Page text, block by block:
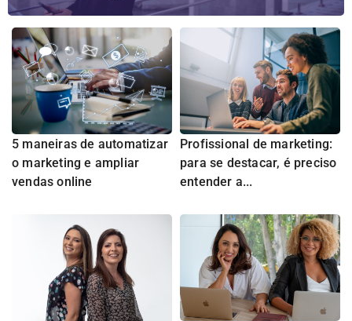
5 maneiras de automatizar
o marketing e ampliar
vendas online
Profissional de marketing:
para se destacar, é preciso
entender a...